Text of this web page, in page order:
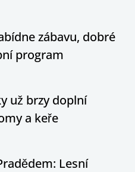
zábavu, dobré
program
už brzy doplní
a keře
Lesní